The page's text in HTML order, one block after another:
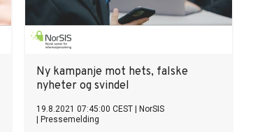
Ny kampanje mot hets, falske
nyheter og svindel
19.8.2021 07:45:00 CEST
NorSIS
Pressemelding